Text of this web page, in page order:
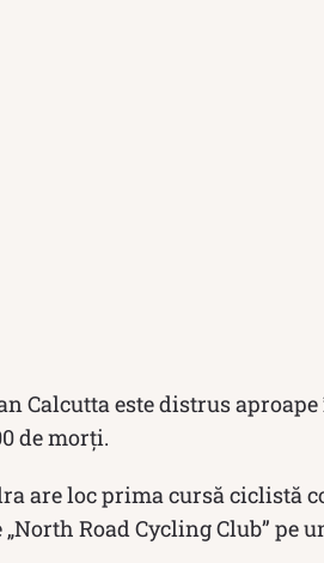
Calcutta este distrus
de morți.
are loc prima cursă ciclistă
Road Cycling Club” pe